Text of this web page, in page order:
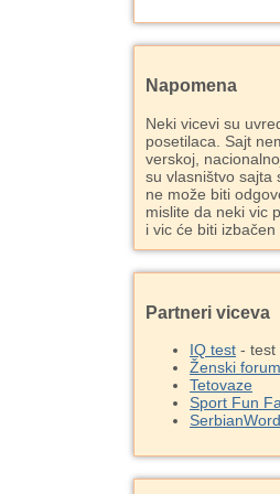
Napomena
Neki vicevi su
posetilaca. Sajt
verskoj,
su vlasništvo sajta
ne može biti
mislite da neki vic
i vic će biti izbačen
Partneri viceva
IQ test - test
Ženski forum
Tetovaze
Sport Fun